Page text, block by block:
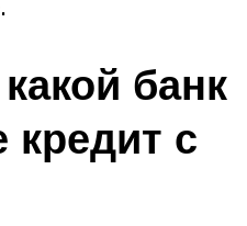
банк
с